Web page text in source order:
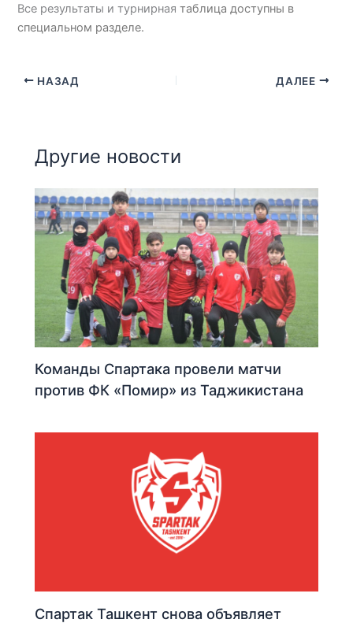
Все результаты и турнирная таблица доступны в
специальном разделе.
НАЗАД ДАЛЕЕ
Другие новости
Команды Спартака провели матчи
против ФК «Помир» из Таджикистана
Спартак Ташкент снова объявляет